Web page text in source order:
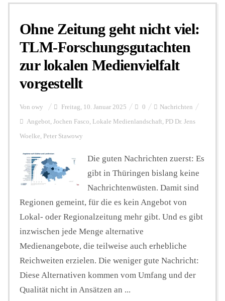
Personalien
Hintergrund
FUNKTURM-Beiträge
Seminare
Unterstützen
Ohne Zeitung geht nicht viel:
TLM-Forschungsgutachten
zur lokalen Medienvielfalt
vorgestellt
Von owy Freitag, 10. Januar 2025 0 Nachrichten
Angebot, Jochen Fasco, Lokale Medienlandschaft, PD Dr. Jens
Woelke, Peter Stawowy
Die guten Nachrichten zuerst: Es
gibt in Thüringen bislang keine
Nachrichtenwüsten. Damit sind
Regionen gemeint, für die es kein Angebot von
Lokal- oder Regionalzeitung mehr gibt. Und es gibt
inzwischen jede Menge alternative
Medienangebote, die teilweise auch erhebliche
Reichweiten erzielen. Die weniger gute Nachricht:
Diese Alternativen kommen vom Umfang und der
Qualität nicht in Ansätzen an ...